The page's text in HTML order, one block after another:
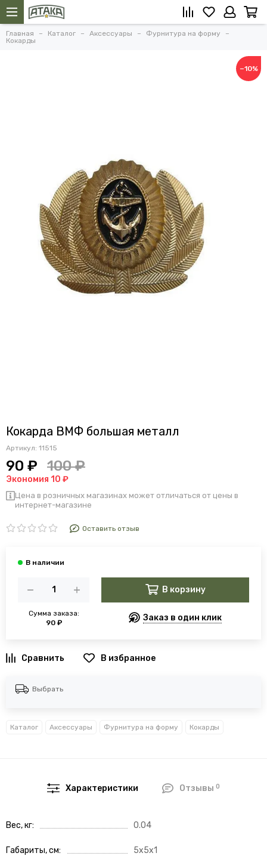
Главная Каталог Аксессуары
Фурнитура на форму
Кокарды
−10%
Кокарда ВМФ большая металл
Артикул: 11515
90 ₽ 100 ₽
Экономия 10 ₽
Цена в розничных магазинах может отличаться от цены в
интернет-магазине
Оставить отзыв
Сумма заказа:
90 ₽
В корзину
Заказ в один клик
В избранное
Выбрать
Каталог Аксессуары Фурнитура на форму Кокарды
Характеристики Отзывы 0
Вес, кг 0.04
Габариты, см 5x5x1